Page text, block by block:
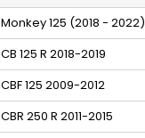
Monkey 125 (2018 - 2022)
CB 125 R 2018-2019
CBF 125 2009-2012
CBR 250 R 2011-2015